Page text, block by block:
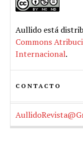
Aullido está
Commons
Internacional.
CONTACTO